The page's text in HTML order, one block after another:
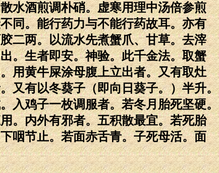
水酒煎调朴硝。虚寒用理中汤倍参煎
同。能行药力与不能行药故耳。亦有
二两。以流水先煮蟹爪、甘草。去滓
。生者即安。神验。此千金法。取蟹
用黄牛屎涂母腹上立出者。又有取灶
又有以冬葵子（即向日葵子。）半升。
入鸡子一枚调服者。若冬月胎死坚硬。
。内外有邪者。五积散最宜。若死胎
咽节止。若面赤舌青。子死母活。面